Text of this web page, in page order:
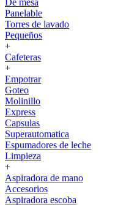
De mesa
Panelable
Torres de lavado
Pequeños
+
Cafeteras
+
Empotrar
Goteo
Molinillo
Express
Capsulas
Superautomatica
Espumadores de leche
Limpieza
+
Aspiradora de mano
Accesorios
Aspiradora escoba